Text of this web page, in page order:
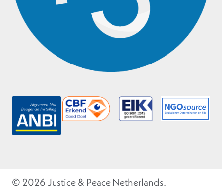
© 2026 Justice & Peace Netherlands.